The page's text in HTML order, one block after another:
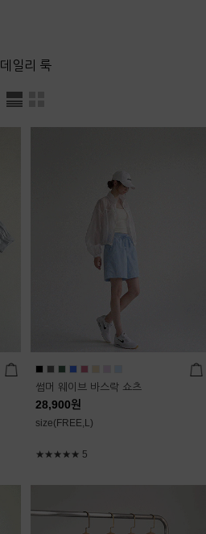
데일리 룩
썸머 웨이브 바스락 쇼츠
28,900원
size(FREE,L)
★★★★★ 5